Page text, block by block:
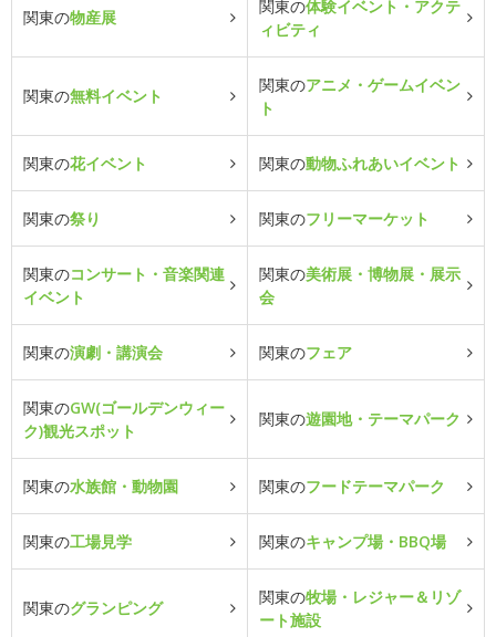
関東の物産展
関東の体験イベント・アクテ
ィビティ
関東の無料イベント
関東のアニメ・ゲームイベン
ト
関東の花イベント 関東の動物ふれあいイベント
関東の祭り 関東のフリーマーケット
関東のコンサート・音楽関連
イベント
関東の美術展・博物展・展示
会
関東の演劇・講演会 関東のフェア
関東のGW(ゴールデンウィー
ク)観光スポット
関東の遊園地・テーマパーク
関東の水族館・動物園 関東のフードテーマパーク
関東の工場見学 関東のキャンプ場・BBQ場
関東のグランピング
関東の牧場・レジャー＆リゾ
ート施設